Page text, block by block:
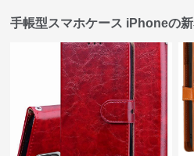
手帳型スマホケース iPhoneの